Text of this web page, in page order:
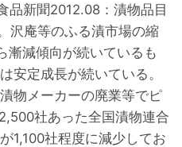
品新聞2012.08：漬物品目
沢庵等のふる漬市場の縮
漸減傾向が続いているも
安定成長が続いている。
物メーカーの廃業等でピ
社あった全国漬物連合
1,100社程度に減少してお